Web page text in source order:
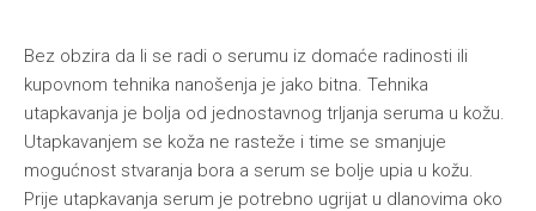
Bez obzira da li se radi o serumu iz domaće radinosti ili
kupovnom tehnika nanošenja je jako bitna. Tehnika
utapkavanja je bolja od jednostavnog trljanja seruma u kožu.
Utapkavanjem se koža ne rasteže i time se smanjuje
mogućnost stvaranja bora a serum se bolje upia u kožu.
Prije utapkavanja serum je potrebno ugrijat u dlanovima oko